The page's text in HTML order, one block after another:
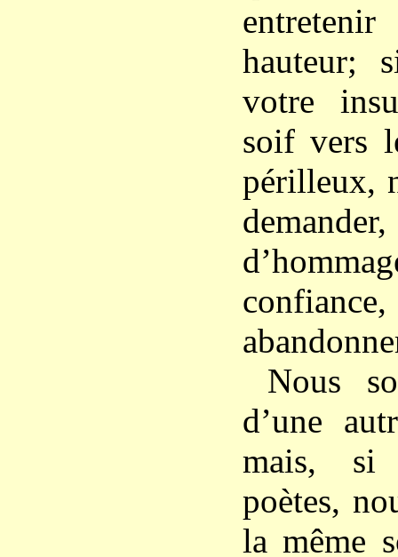
hauteur;
votre
soif vers
périlleux,
Nous
d’une
mais, si
poètes,
la même